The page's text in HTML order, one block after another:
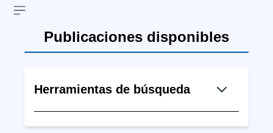
Open sidebar
Publicaciones disponibles
Herramientas de búsqueda